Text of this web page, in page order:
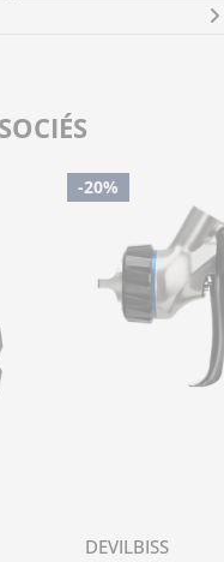
-20%
DEVILBISS